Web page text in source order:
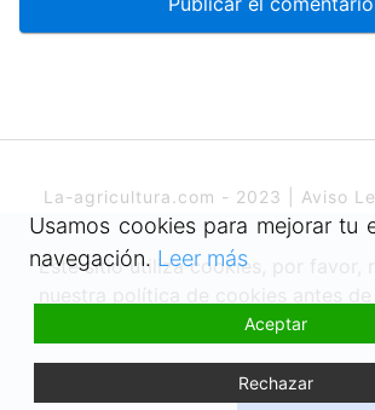
La-agricultura.com - 2023 | Aviso
de cookies
Todo lo que necesitas saber
agricultura, agricultura
agricultura inteligente…
Usamos cookies para mejorar tu
navegación. Leer más
Aceptar
Rechazar
Este sitio utiliza cookies, por favor,
Política de cookies
Aceptar